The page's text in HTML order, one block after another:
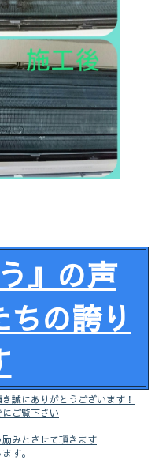
』の声
の誇り
誠にありがとうございます！
ご覧下さい
みとさせて頂きます
す。